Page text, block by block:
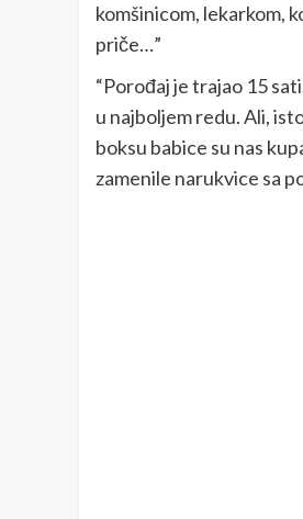
komšinicom, lekarkom,
priče…”
“Porođaj je trajao 15
u najboljem redu. Ali,
boksu babice su nas
zamenile narukvice sa